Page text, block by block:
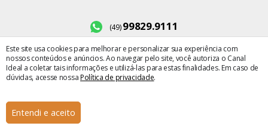
× Fechar
Este site usa cookies para melhorar e personalizar sua experiência com
nossos conteúdos e anúncios. Ao navegar pelo site, você autoriza o Canal
Ideal a coletar tais informações e utilizá-las para estas finalidades. Em caso de
dúvidas, acesse nossaPolítica de privacidade.
Entendi e aceito
(49)99829.9111
BR-282, número 500
Bairro Maria Winckler
© Copyright 2022 Canal Ideal |